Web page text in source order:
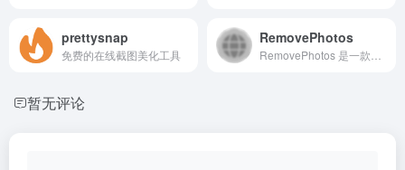
prettysnap
免费的在线截图美化工具
RemovePhotos
暂无评论